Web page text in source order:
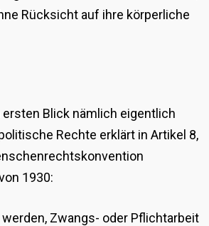
Rücksicht auf ihre körperliche
Blick nämlich eigentlich
Rechte erklärt in Artikel 8,
1930:
Zwangs- oder Pflichtarbeit